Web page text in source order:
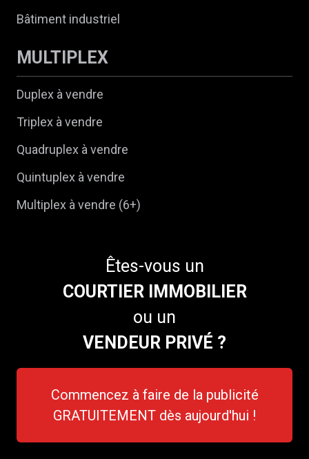
Bâtiment industriel
MULTIPLEX
Duplex à vendre
Triplex à vendre
Quadruplex à vendre
Quintuplex à vendre
Multiplex à vendre (6+)
Êtes-vous un
COURTIER IMMOBILIER
ou un
VENDEUR PRIVÉ ?
Commencez à faire de la publicité
GRATUITEMENT dès aujourd'hui !